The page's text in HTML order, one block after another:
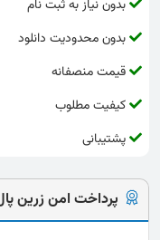
بدون نیاز به ثبت نام
بدون محدودیت دانلود
قیمت منصفانه
کیفیت مطلوب
پشتیبانی
پرداخت امن زرین